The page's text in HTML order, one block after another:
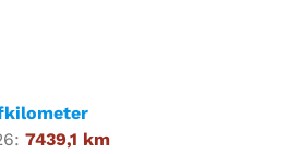
7439,1 km